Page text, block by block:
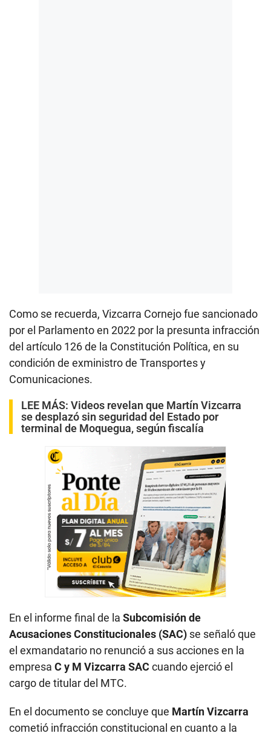
Como se recuerda, Vizcarra Cornejo fue sancionado
por el Parlamento en 2022 por la presunta infracción
del artículo 126 de la Constitución Política, en su
condición de exministro de Transportes y
Comunicaciones.
LEE MÁS: Videos revelan que Martín Vizcarra
se desplazó sin seguridad del Estado por
terminal de Moquegua, según fiscalía
En el informe final de la Subcomisión de
Acusaciones Constitucionales (SAC) se señaló que
el exmandatario no renunció a sus acciones en la
empresa C y M Vizcarra SAC cuando ejerció el
cargo de titular del MTC.
En el documento se concluye que Martín Vizcarra
cometió infracción constitucional en cuanto a la